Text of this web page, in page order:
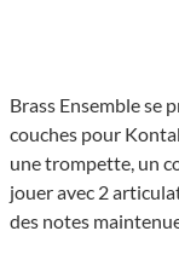
Brass Ensemble se
couches pour
une trom­pette, un
jouer avec 2
des notes